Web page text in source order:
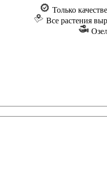
Только
Все растения